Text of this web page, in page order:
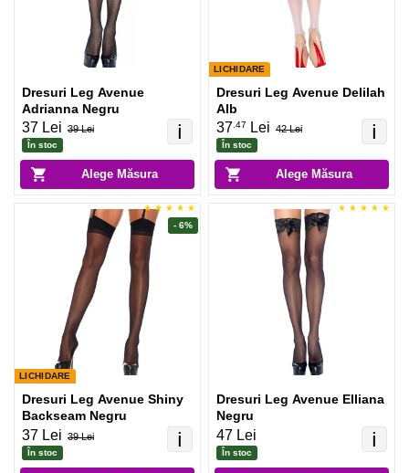
Alege Măsura
ℹ️
Dresuri Leg Avenue
Adrianna Negru
37 Lei 39 Lei
În stoc
LICHIDARE
Alege Măsura
ℹ️
Dresuri Leg Avenue Delilah
Alb
37 .47 Lei 42 Lei
În stoc
LICHIDARE
ℹ️
Dresuri Leg Avenue Shiny
Backseam Negru
37 Lei 39 Lei
În stoc
- 6%
ℹ️
Dresuri Leg Avenue Elliana
Negru
47 Lei
În stoc